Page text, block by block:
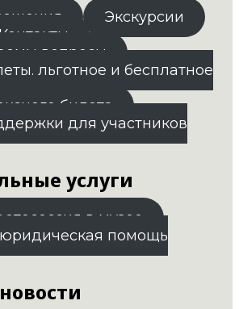
Экскурсии
Контакты
вопросы
льготное и бесплатное
билета
для участников
услуги
в музее
помощь